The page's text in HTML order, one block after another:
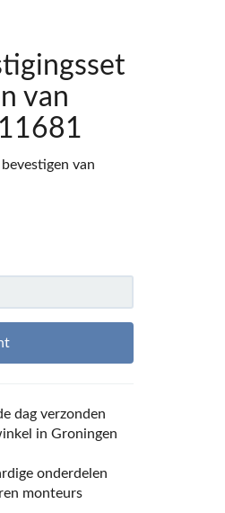
van
van
dag verzonden
in Groningen
onderdelen
monteurs